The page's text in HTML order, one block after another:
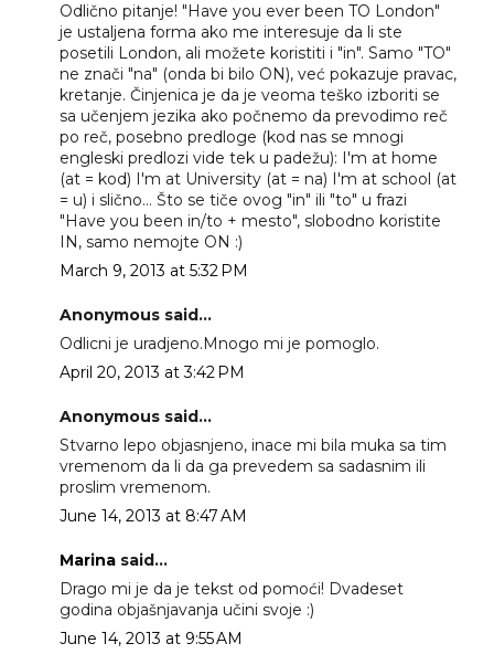
Odlično pitanje! "Have you ever been TO London"
je ustaljena forma ako me interesuje da li ste
posetili London, ali možete koristiti i "in". Samo "TO"
ne znači "na" (onda bi bilo ON), već pokazuje pravac,
kretanje. Činjenica je da je veoma teško izboriti se
sa učenjem jezika ako počnemo da prevodimo reč
po reč, posebno predloge (kod nas se mnogi
engleski predlozi vide tek u padežu): I'm at home
(at = kod) I'm at University (at = na) I'm at school (at
= u) i slično... Što se tiče ovog "in" ili "to" u frazi
"Have you been in/to + mesto", slobodno koristite
IN, samo nemojte ON :)
March 9, 2013 at 5:32 PM
Anonymous said...
Odlicni je uradjeno.Mnogo mi je pomoglo.
April 20, 2013 at 3:42 PM
Anonymous said...
Stvarno lepo objasnjeno, inace mi bila muka sa tim
vremenom da li da ga prevedem sa sadasnim ili
proslim vremenom.
June 14, 2013 at 8:47 AM
Marinasaid...
Drago mi je da je tekst od pomoći! Dvadeset
godina objašnjavanja učini svoje :)
June 14, 2013 at 9:55 AM